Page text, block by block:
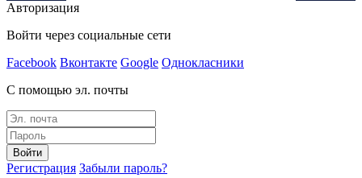
Авторизация
Войти через социальные сети
Facebook Вконтакте Google Однокласники
С помощью эл. почты
Войти
Регистрация Забыли пароль?